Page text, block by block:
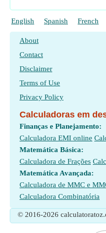
English Spanish French
About
Contact
Disclaimer
Terms of Use
Privacy Policy
Calculadoras em
Finanças e Planejamento:
Calculadora EMI online
Matemática Básica:
Calculadora de Frações
Matemática Avançada:
Calculadora de MMC e
Calculadora Combinatória
© 2016-2026